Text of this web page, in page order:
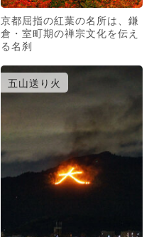
京都屈指の紅葉の名所は、鎌
倉・室町期の禅宗文化を伝え
る名刹
五山送り火